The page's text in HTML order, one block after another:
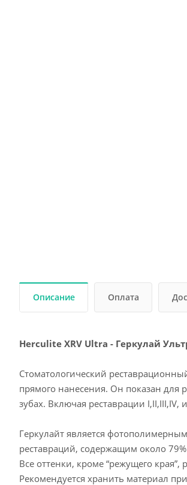
Описание Оплата
Herculite XRV Ultra - Геркулай
Стоматологический
прямого нанесения. Он показан для
зубах. Включая реставрации
Геркулайт является
реставраций, содержащим около
Все оттенки, кроме “режущего края”,
Рекомендуется хранить материал